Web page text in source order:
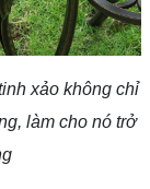
xảo không chỉ
làm cho nó trở